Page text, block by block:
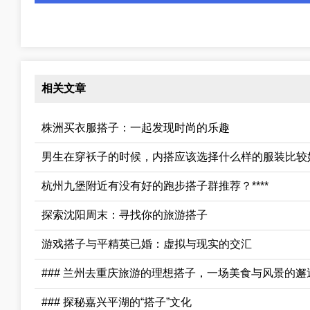
相关文章
株洲买衣服搭子：一起发现时尚的乐趣
男生在穿袄子的时候，内搭应该选择什么样的服装比较
杭州九堡附近有没有好的跑步搭子群推荐？****
探索沈阳周末：寻找你的旅游搭子
游戏搭子与平精英已婚：虚拟与现实的交汇
### 兰州去重庆旅游的理想搭子，一场美食与风景的邂
### 探秘嘉兴平湖的“搭子”文化